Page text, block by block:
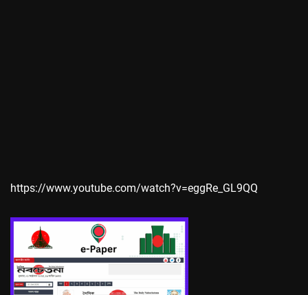
https://www.youtube.com/watch?v=eggRe_GL9QQ